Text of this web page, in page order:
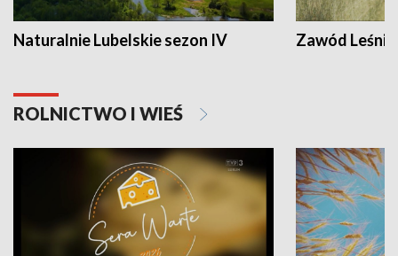
Naturalnie Lubelskie sezon IV Zawód Leśnik
ROLNICTWO I WIEŚ